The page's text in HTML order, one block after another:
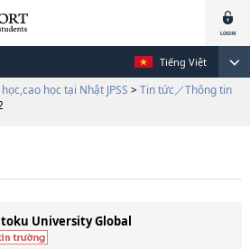
Tiếng Việt
học tại Nhật JPSS > Tin tức／Thông tin
University Global